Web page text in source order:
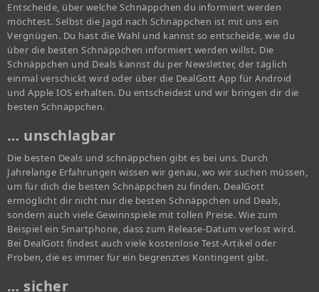
Entscheide, über welche Schnäppchen du informiert werden
möchtest. Selbst die Jagd nach Schnäppchen ist mit uns ein
Vergnügen. Du hast die Wahl und kannst so entscheide, wie du
über die besten Schnäppchen informiert werden willst. Die
Schnäppchen und Deals kannst du per Newsletter, der täglich
einmal verschickt wird oder über die DealGott App für Android
und Apple IOS erhalten. Du entscheidest und wir bringen dir die
besten Schnäppchen.
… unschlagbar
Die besten Deals und schnäppchen gibt es bei uns. Durch
Jahrelange Erfahrungen wissen wir genau, wo wir suchen müssen,
um für dich die besten Schnäppchen zu finden. DealGott
ermöglicht dir nicht nur die besten Schnäppchen und Deals,
sondern auch viele Gewinnspiele mit tollen Preise. Wie zum
Beispiel ein Smartphone, dass zum Release-Datum verlost wird.
Bei DealGott findest auch viele kostenlose Test-Artikel oder
Proben, die es immer für ein begrenztes Kontingent gibt.
… sicher